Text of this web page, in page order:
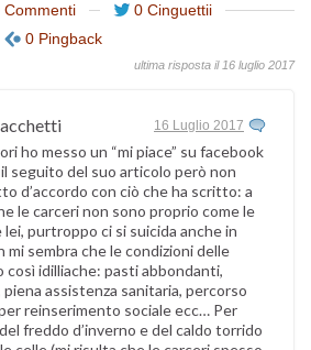
Commenti
0 Cinguettii
0 Pingback
ultima risposta il 16 luglio 2017
16 Luglio 2017
ho messo un “mi piace” su facebook
seguito del suo articolo però non
d’accordo con ciò che ha scritto: a
le carceri non sono proprio come le
purtroppo ci si suicida anche in
mi sembra che le condizioni delle
così idilliache: pasti abbondanti,
piena assistenza sanitaria, percorso
reinserimento sociale ecc… Per
freddo d’inverno e del caldo torrido